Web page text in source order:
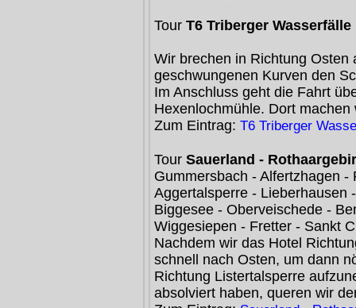
Tour T6 Triberger
Wir brechen in Richtung
geschwungenen Kurven den
Im Anschluss geht die Fahrt
Hexenlochmühle. Dort machen
Zum Eintrag: T6 Triberger
Tour Sauerland -
Gummersbach - Alfertzhagen
Aggertalsperre - Lieberhausen
Biggesee - Oberveischede -
Wiggesiepen - Fretter - Sankt
Nachdem wir das Hotel
schnell nach Osten, um dann
Richtung Listertalsperre
absolviert haben, queren wir